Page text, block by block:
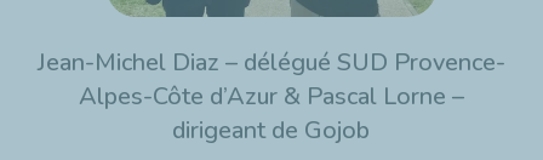
Jean-Michel Diaz – délégué SUD Provence-
Alpes-Côte d’Azur & Pascal Lorne –
dirigeant de Gojob